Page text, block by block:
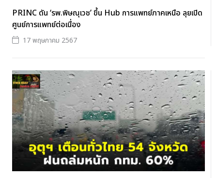
PRINC ดัน ‘รพ.พิษณุเวช’ ขึ้น Hub การแพทย์ภาคเหนือ ลุยเปิด
ศูนย์การแพทย์ต่อเนื่อง
17 พฤษภาคม 2567